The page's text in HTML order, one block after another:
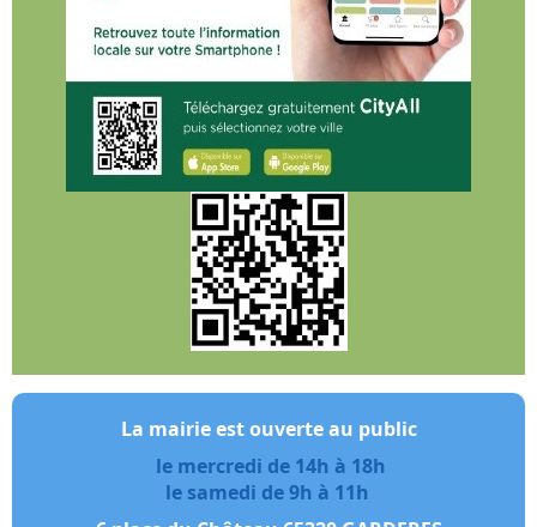
La mairie est ouverte au public
le mercredi de 14h à 18h
le samedi de 9h à 11h